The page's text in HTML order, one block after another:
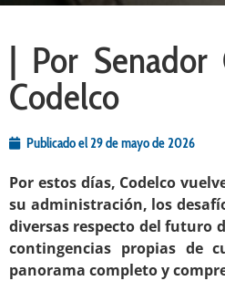
| Por Senador
Codelco
Publicado el29 de mayo de 2026
Por estos días, Codelco
su administración, los
diversas respecto del futuro
contingencias propias de
panorama completo y